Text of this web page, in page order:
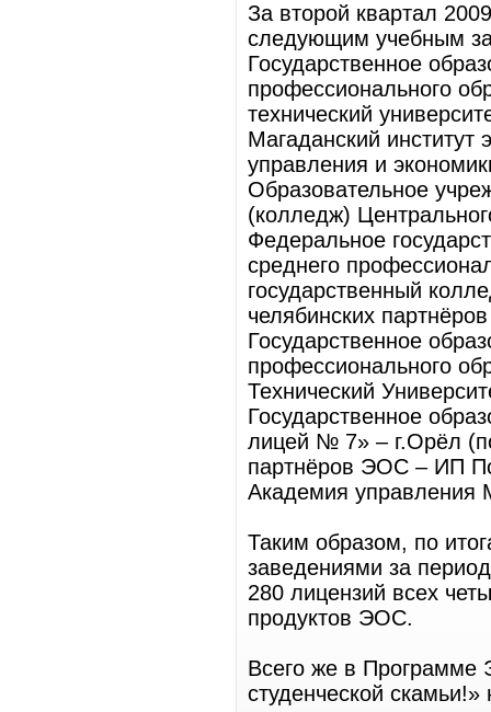
За второй квартал
следующим учебным
Государственное
профессионального
технический
Магаданский институт
управления и
Образовательное
(колледж)
Федеральное
среднего
государственный
челябинских
Государственное
профессионального
Технический
Государственное
лицей № 7» – г.Орёл
партнёров ЭОС – ИП
Академия
Таким образом, по
заведениями за
280 лицензий всех
продуктов ЭОС.
Всего же в Программе
студенческой